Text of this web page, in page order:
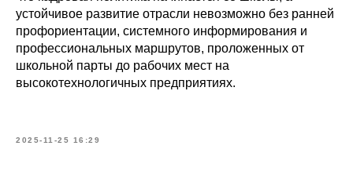
устойчивое развитие отрасли невозможно без ранней
профориентации, системного информирования и
профессиональных маршрутов, проложенных от
школьной парты до рабочих мест на
высокотехнологичных предприятиях.
2025-11-25 16:29